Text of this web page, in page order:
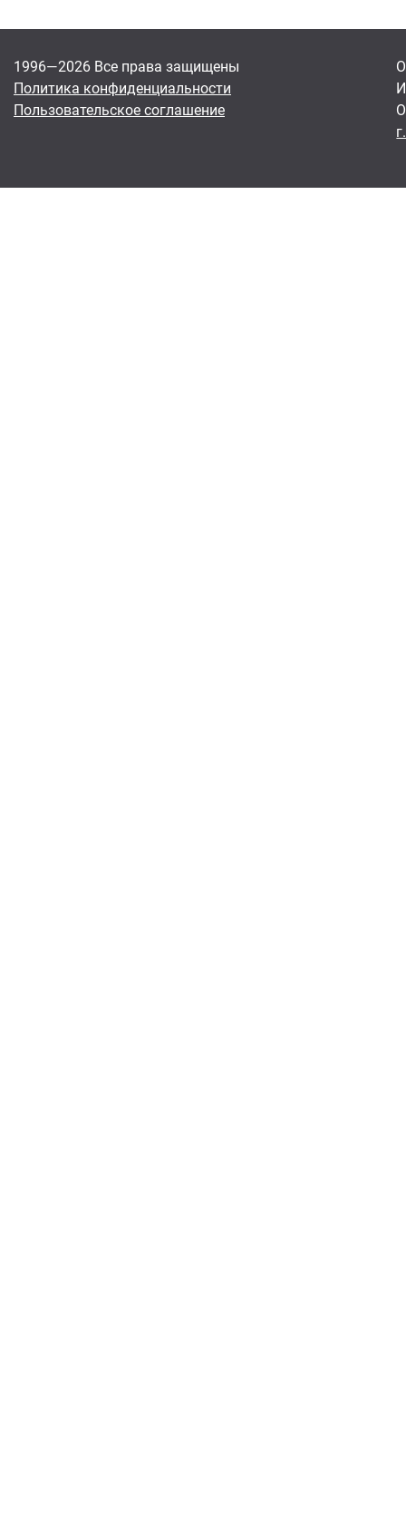
1996—2026 Все права защищены
Политика конфиденциальности
Пользовательское соглашение